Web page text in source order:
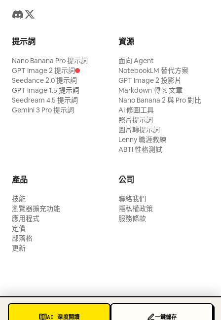
AI 深度閱讀 一鍵儲存
提示詞
Nano Banana Pro 提示詞
GPT Image 2 提示詞
Seedance 2.0 提示詞
GPT Image 1.5 提示詞
Seedream 4.5 提示詞
Gemini 3 Pro 提示詞
資源
面向 Agent
NotebookLM 替代方案
GPT Image 2 投影片
Markdown 轉 𝕏 文章
Nano Banana 2 與 Pro 對比
AI 修圖工具
照片提示詞
圖片轉提示詞
Lenny 職涯教練
ABTI 性格測試
產品
技能
瀏覽器擴充功能
應用程式
定價
部落格
更新
公司
聯絡我們
隱私權政策
服務條款